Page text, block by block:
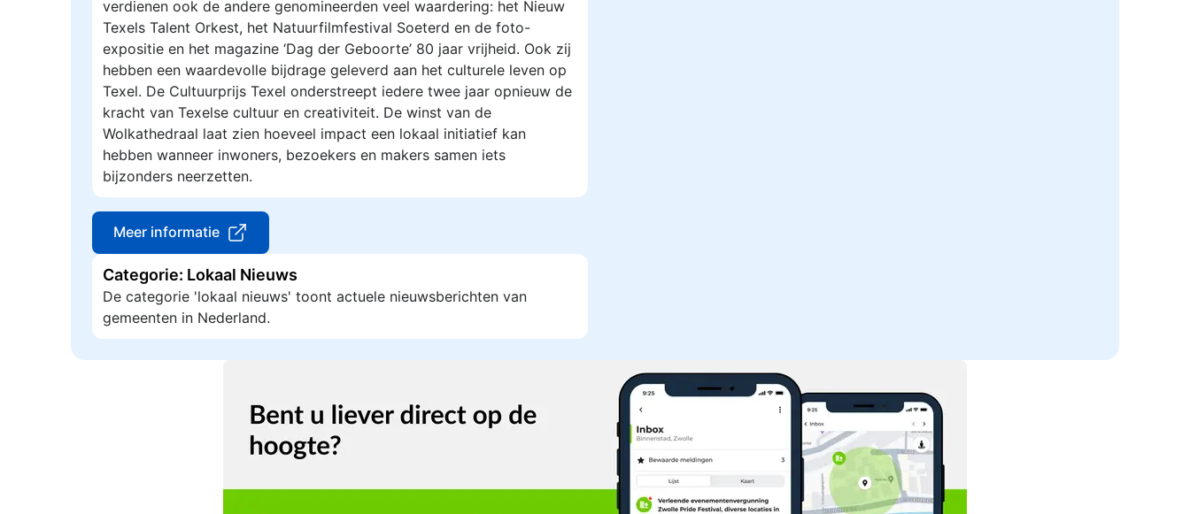
verdienen ook de andere genomineerden veel waardering: het Nieuw
Texels Talent Orkest, het Natuurfilmfestival Soeterd en de foto-
expositie en het magazine ‘Dag der Geboorte’ 80 jaar vrijheid. Ook zij
hebben een waardevolle bijdrage geleverd aan het culturele leven op
Texel. De Cultuurprijs Texel onderstreept iedere twee jaar opnieuw de
kracht van Texelse cultuur en creativiteit. De winst van de
Wolkathedraal laat zien hoeveel impact een lokaal initiatief kan
hebben wanneer inwoners, bezoekers en makers samen iets
bijzonders neerzetten.
Meer informatie
Categorie: Lokaal Nieuws
De categorie 'lokaal nieuws' toont actuele nieuwsberichten van
gemeenten in Nederland.